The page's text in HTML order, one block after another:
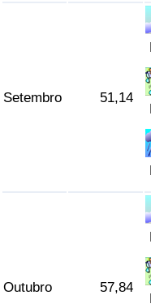
Setembro 51,14
Outubro 57,84